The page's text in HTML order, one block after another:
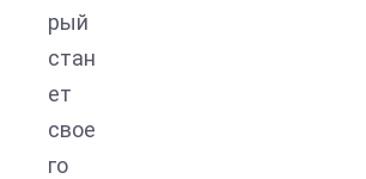
рый
стан
ет
свое
го